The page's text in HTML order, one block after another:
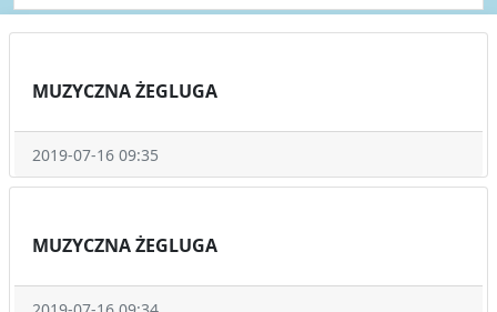
MUZYCZNA ŻEGLUGA
2019-07-16 09:35
MUZYCZNA ŻEGLUGA